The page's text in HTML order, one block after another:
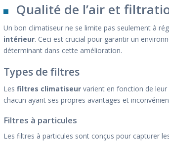
Qualité de l’air et
Un bon climatiseur ne se limite pas seulement à
intérieur. Ceci est crucial pour garantir un
déterminant dans cette amélioration.
Types de filtres
Les filtres climatiseurvarient en fonction de leur
chacun ayant ses propres avantages et
Filtres à particules
Les filtres à particules sont conçus pour capturer